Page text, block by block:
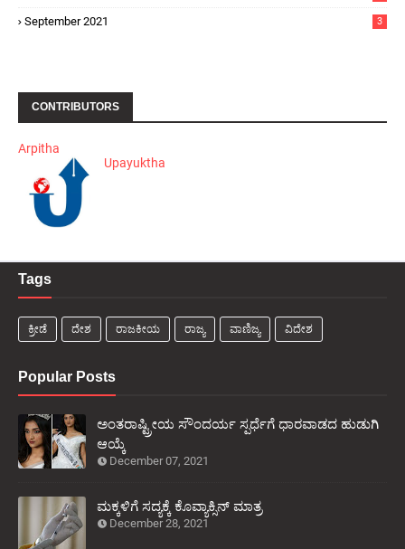
September 2021 3
CONTRIBUTORS
Arpitha
Upayuktha
Tags
ಕ್ರೀಡೆ ದೇಶ ರಾಜಕೀಯ ರಾಜ್ಯ ವಾಣಿಜ್ಯ ವಿದೇಶ
Popular Posts
ಅಂತರಾಷ್ಟ್ರೀಯ ಸೌಂದರ್ಯ ಸ್ಪರ್ಧೆಗೆ ಧಾರವಾಡದ ಹುಡುಗಿ
ಆಯ್ಕೆ
December 07, 2021
ಮಕ್ಕಳಿಗೆ ಸದ್ಯಕ್ಕೆ ಕೊವ್ಯಾಕ್ಸಿನ್ ಮಾತ್ರ
December 28, 2021